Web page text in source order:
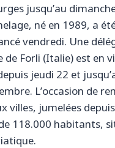
jusqu’au
né en 1989, a
vendredi. Une
de Forli (Italie) est en
jeudi 22 et
L’occasion de
villes, jumelées
118.000 habitants,